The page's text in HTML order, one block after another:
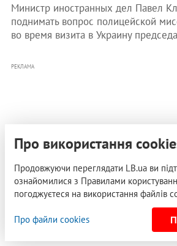
Министр иностранных дел Павел
поднимать вопрос полицейской
во время визита в Украину
РЕКЛАМА
Про використання
Продовжуючи переглядати LB.ua ви
ознайомилися з Правилами
погоджуєтеся на використання файлів
Про файли cookies